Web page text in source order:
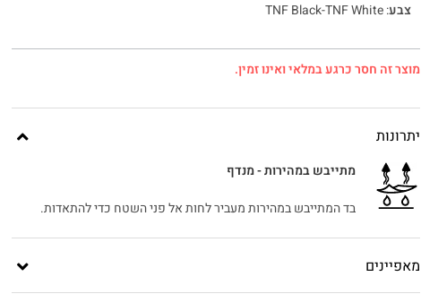
צבע:
TNF Black-TNF White
מוצר זה חסר כרגע במלאי ואינו זמין.
יתרונות
מתייבש במהירות - מנדף
בד המתייבש במהירות מעביר לחות אל פני השטח כדי להתאדות.
מאפיינים